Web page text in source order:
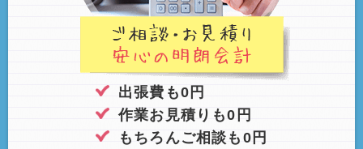
出張費も0円
作業お見積りも0円
もちろんご相談も0円